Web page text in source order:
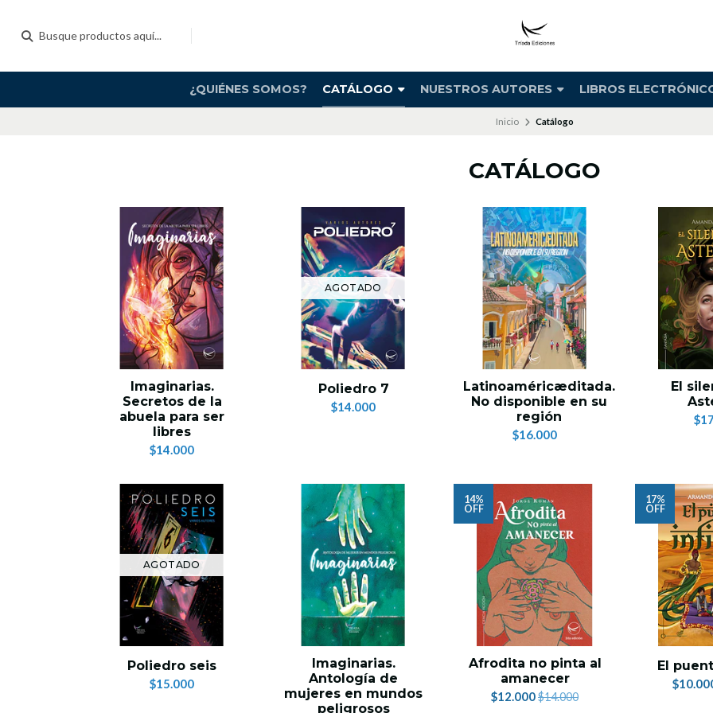
¿QUIÉNES SOMOS? CATÁLOGO NUESTROS AUTORES LIBROS
Inicio Catálogo
CATÁLOGO
Imaginarias.
Secretos de la
abuela para ser
libres
$14.000
AGOTADO
Poliedro 7
$14.000
Latinoaméricæditada.
No disponible en su
región
$16.000
El
AGOTADO
Poliedro seis
$15.000
Imaginarias.
Antología de
mujeres en mundos
peligrosos
14%
OFF
Afrodita no pinta al
amanecer
$12.000$14.000
17%
OFF
El